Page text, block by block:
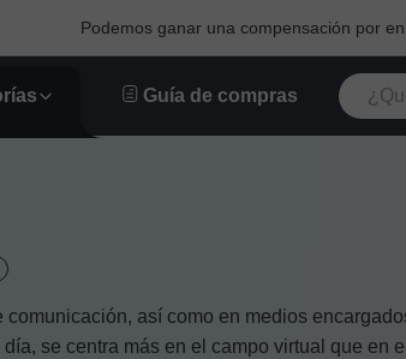
Podemos ganar una compensación por
Guía de compras
así como en medios
se centra más en el campo virtual que en